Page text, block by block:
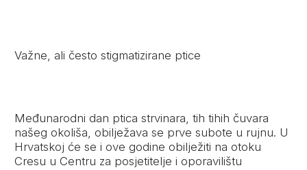
Važne, ali često stigmatizirane ptice
Međunarodni dan ptica strvinara, tih tihih čuvara
našeg okoliša, obilježava se prve subote u rujnu. U
Hrvatskoj će se i ove godine obilježiti na otoku
Cresu u Centru za posjetitelje i oporavilištu